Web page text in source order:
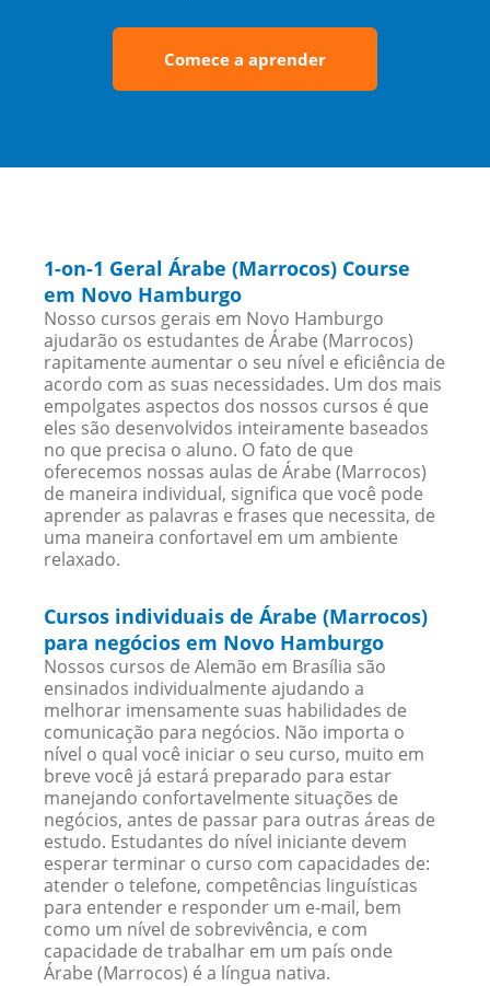
Comece a aprender
1-on-1 Geral Árabe (Marrocos) Course
em Novo Hamburgo
Nosso cursos gerais em Novo Hamburgo
ajudarão os estudantes de Árabe (Marrocos)
rapitamente aumentar o seu nível e eficiência de
acordo com as suas necessidades. Um dos mais
empolgates aspectos dos nossos cursos é que
eles são desenvolvidos inteiramente baseados
no que precisa o aluno. O fato de que
oferecemos nossas aulas de Árabe (Marrocos)
de maneira individual, significa que você pode
aprender as palavras e frases que necessita, de
uma maneira confortavel em um ambiente
relaxado.
Cursos individuais de Árabe (Marrocos)
para negócios em Novo Hamburgo
Nossos cursos de Alemão em Brasília são
ensinados individualmente ajudando a
melhorar imensamente suas habilidades de
comunicação para negócios. Não importa o
nível o qual você iniciar o seu curso, muito em
breve você já estará preparado para estar
manejando confortavelmente situações de
negócios, antes de passar para outras áreas de
estudo. Estudantes do nível iniciante devem
esperar terminar o curso com capacidades de:
atender o telefone, competências linguísticas
para entender e responder um e-mail, bem
como um nível de sobrevivência, e com
capacidade de trabalhar em um país onde
Árabe (Marrocos) é a língua nativa.